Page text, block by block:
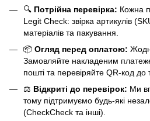
🔍 Потрійна перевірка: Кожна
Legit Check: звірка артикулів
матеріалів та пакування.
📦 Огляд перед оплатою:
Замовляйте накладеним
пошті та перевіряйте QR-код до
⚖️ Відкриті до перевірок: Ми
тому підтримуємо будь-які
(CheckCheck та інші).